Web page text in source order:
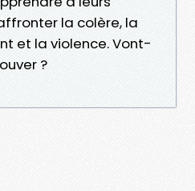
la colère, la
et la violence. Vont-
?